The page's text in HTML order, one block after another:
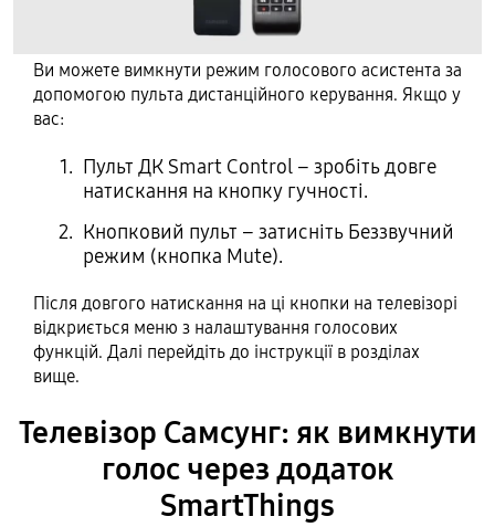
Ви можете вимкнути режим голосового асистента за
допомогою пульта дистанційного керування. Якщо у
вас:
Пульт ДК Smart Control – зробіть довге
натискання на кнопку гучності.
Кнопковий пульт – затисніть Беззвучний
режим (кнопка Mute).
Після довгого натискання на ці кнопки на телевізорі
відкриється меню з налаштування голосових
функцій. Далі перейдіть до інструкції в розділах
вище.
Телевізор Самсунг: як вимкнути
голос через додаток
SmartThings